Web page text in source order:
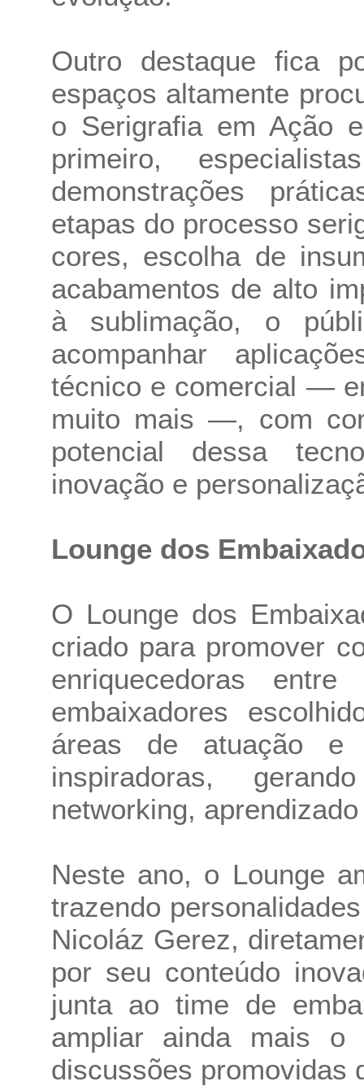
Outro destaque fica
espaços altamente
o Serigrafia em Ação
primeiro,
demonstrações
etapas do processo
cores, escolha de
acabamentos de alto
à sublimação, o
acompanhar
técnico e comercial —
muito mais —, com
potencial dessa
inovação e
Lounge dos
O Lounge dos
criado para promover
enriquecedoras
embaixadores
áreas de atuação e
inspiradoras,
networking,
Neste ano, o Lounge
trazendo
Nicoláz Gerez,
por seu conteúdo
junta ao time de
ampliar ainda mais
discussões promovidas